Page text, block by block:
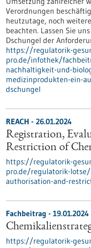
Verordnungen
heutzutage, noch
beachten. Lassen Sie
Dschungel der
https://regulatorik-
pro.de/infothek/
nachhaltigkeit-und-
medizinprodukten-ein-
dschungel
REACH - 26.01.2024
Registration,
Restriction of
https://regulatorik-
pro.de/regulatorik-
authorisation-and-
Fachbeitrag - 19.01.2024
https://regulatorik-